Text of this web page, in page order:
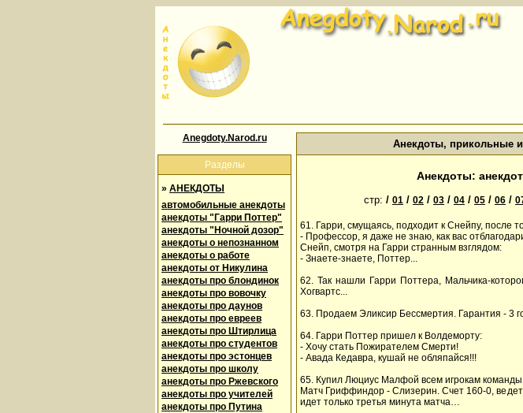
Anegdoty.Narod.ru
Разделы
» АНЕКДОТЫ
автомобильные анекдоты
анекдоты "Гарри Поттер"
анекдоты "Ночной дозор"
анекдоты о непознанном
анекдоты о работе
анекдоты от Никулина
анекдоты про блондинок
анекдоты про вовочку
анекдоты про даунов
анекдоты про евреев
анекдоты про Штирлица
анекдоты про студентов
анекдоты про эстонцев
анекдоты про школу
анекдоты про Ржевского
анекдоты про учителей
анекдоты про Путина
Анекдоты, прикольные
Анекдоты:
стр: / 01 / 02 / 03 / 04 / 05 / 06 /
61. Гарри, смущаясь, подходит к Снейпу, после
- Профессор, я даже не знаю, как вас
Снейп, смотря на Гарри странным взглядом:
- Знаете-знаете, Поттер...
62. Так нашли Гарри Поттера, Мальчика-
Хогвартс...
63. Продаем Эликсир Бессмертия. Гарантия - 3
64. Гарри Поттер пришел к Волдеморту:
- Хочу стать Пожирателем Смерти!
- Авада Кедавра, кушай не обляпайся!!!
65. Купил Люциус Малфой всем игрокам
Матч Гриффиндор - Слизерин. Счет 160-0,
идет только третья минута матча…